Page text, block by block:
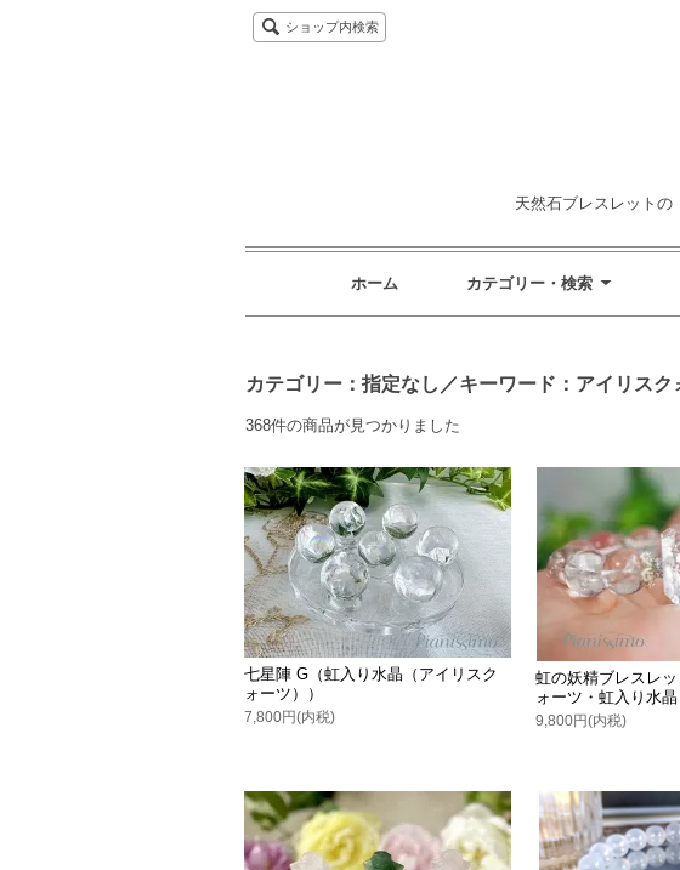
ショップ内検索
天然石ブレスレット
ホーム カテゴリー・検索
カテゴリー：指定なし／キーワード：アイリス
368件の商品が見つかりました
七星陣 G（虹入り水晶（アイリスク
ォーツ））
7,800円(内税)
虹の妖精ブレスレ
ォーツ・虹入り水晶
9,800円(内税)